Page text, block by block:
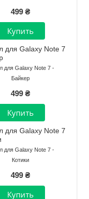
499 ₴
для Galaxy Note 7 -
Байкер
499 ₴
для Galaxy Note 7 -
Котики
499 ₴